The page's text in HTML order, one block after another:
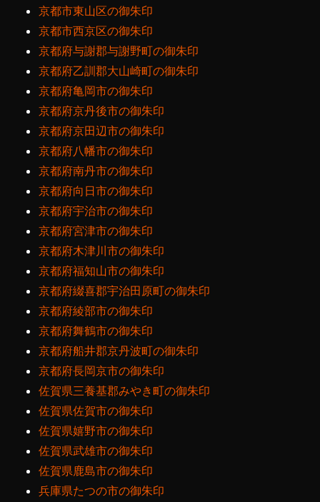
京都市東山区の御朱印
京都市西京区の御朱印
京都府与謝郡与謝野町の御朱印
京都府乙訓郡大山崎町の御朱印
京都府亀岡市の御朱印
京都府京丹後市の御朱印
京都府京田辺市の御朱印
京都府八幡市の御朱印
京都府南丹市の御朱印
京都府向日市の御朱印
京都府宇治市の御朱印
京都府宮津市の御朱印
京都府木津川市の御朱印
京都府福知山市の御朱印
京都府綴喜郡宇治田原町の御朱印
京都府綾部市の御朱印
京都府舞鶴市の御朱印
京都府船井郡京丹波町の御朱印
京都府長岡京市の御朱印
佐賀県三養基郡みやき町の御朱印
佐賀県佐賀市の御朱印
佐賀県嬉野市の御朱印
佐賀県武雄市の御朱印
佐賀県鹿島市の御朱印
兵庫県たつの市の御朱印